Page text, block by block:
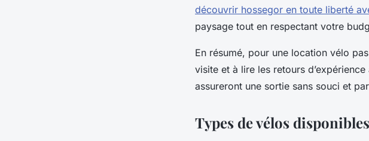
découvrir hossegor en toute liberté
paysage tout en respectant votre
En résumé, pour une location vélo
visite et à lire les retours
assureront une sortie sans souci et
Types de vélos